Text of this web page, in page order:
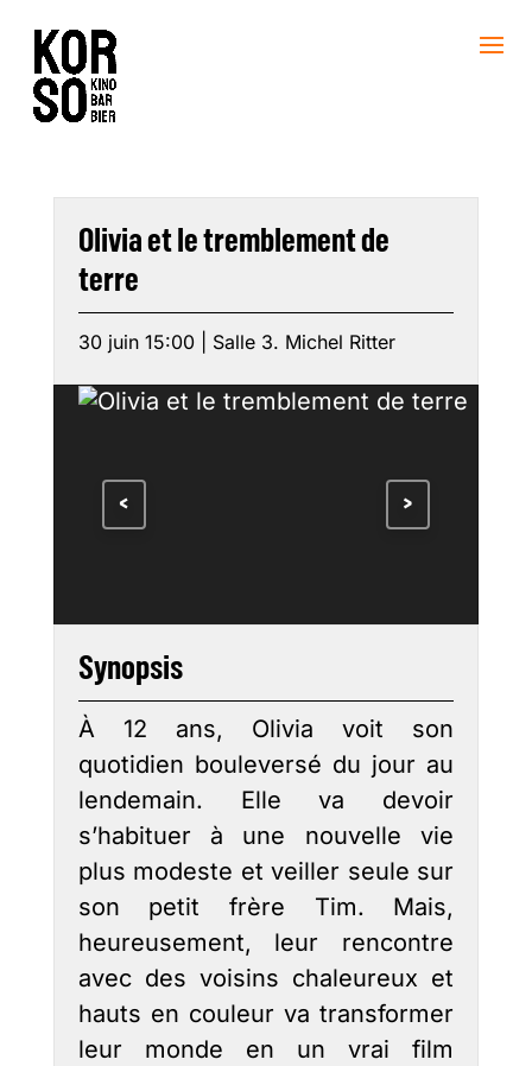
Olivia et le tremblement de
terre
30 juin 15:00 | Salle 3. Michel Ritter
< >
Synopsis
À 12 ans, Olivia voit son
quotidien bouleversé du jour au
lendemain. Elle va devoir
s’habituer à une nouvelle vie
plus modeste et veiller seule sur
son petit frère Tim. Mais,
heureusement, leur rencontre
avec des voisins chaleureux et
hauts en couleur va transformer
leur monde en un vrai film